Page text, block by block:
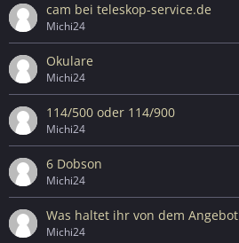
cam bei teleskop-service.de
Michi24
Okulare
Michi24
114/500 oder 114/900
Michi24
6 Dobson
Michi24
Was haltet ihr von dem Angebot
Michi24